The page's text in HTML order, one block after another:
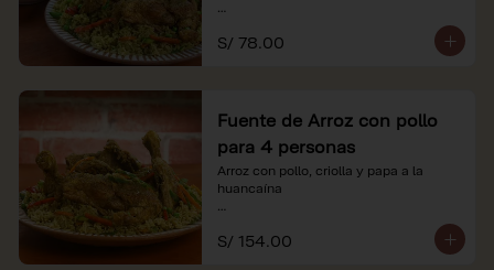
*Nuestros precios están expresados en
soles e incluyen impuestos de ley y
S/ 78.00
Fuente de Arroz con pollo
para 4 personas
Arroz con pollo, criolla y papa a la
huancaína
*Nuestros precios están expresados en
soles e incluyen impuestos de ley y
S/ 154.00